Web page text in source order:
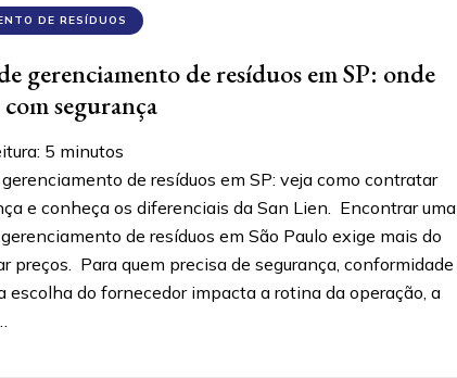
DE RESÍDUOS
gerenciamento de resíduos em SP: onde
segurança
5 minutos
de resíduos em SP: veja como contratar
e conheça os diferenciais da San Lien. Encontrar uma
de resíduos em São Paulo exige mais do
preços. Para quem precisa de segurança, conformidade
escolha do fornecedor impacta a rotina da operação, a